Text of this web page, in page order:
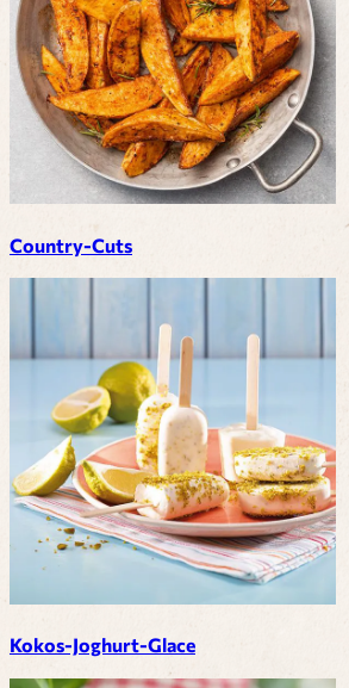
Country-Cuts
Kokos-Joghurt-Glace